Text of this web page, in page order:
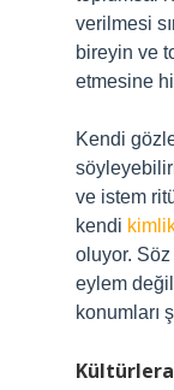
verilmesi
bireyin ve
etmesine
Kendi
ve istem
kendi
oluyor.
eylem
konumları